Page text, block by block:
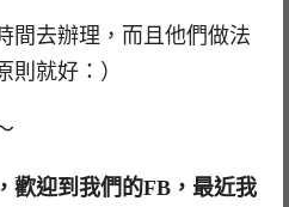
間去辦理，而且他們做法
則就好：）
歡迎到我們的FB，最近我